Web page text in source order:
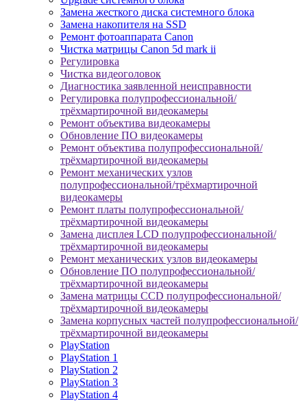
Замена жесткого диска системного блока
Замена накопителя на SSD
Ремонт фотоаппарата Canon
Чистка матрицы Canon 5d mark ii
Регулировка
Чистка видеоголовок
Диагностика заявленной неисправности
Регулировка полупрофессиональной/
трёхмартирочной видеокамеры
Ремонт объектива видеокамеры
Обновление ПО видеокамеры
Ремонт объектива полупрофессиональной/
трёхмартирочной видеокамеры
Ремонт механических узлов
полупрофессиональной/трёхмартирочной
видеокамеры
Ремонт платы полупрофессиональной/
трёхмартирочной видеокамеры
Замена дисплея LCD полупрофессиональной/
трёхмартирочной видеокамеры
Ремонт механических узлов видеокамеры
Обновление ПО полупрофессиональной/
трёхмартирочной видеокамеры
Замена матрицы CCD полупрофессиональной/
трёхмартирочной видеокамеры
Замена корпусных частей полупрофессиональной/
трёхмартирочной видеокамеры
PlayStation
PlayStation 1
PlayStation 2
PlayStation 3
PlayStation 4